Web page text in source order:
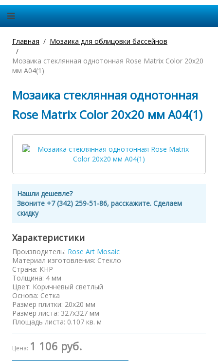
Главная Мозаика для облицовки бассейнов
Мозаика стеклянная однотонная Rose Matrix Color 20х20
мм A04(1)
Мозаика стеклянная однотонная
Rose Matrix Color 20х20 мм A04(1)
Нашли дешевле?
Звоните +7 (342) 259-51-86, расскажите. Сделаем
скидку
Характеристики
Производитель: Rose Art Mosaic
Материал изготовления: Стекло
Страна: КНР
Толщина: 4 мм
Цвет: Коричневый светлый
Основа: Сетка
Размер плитки: 20х20 мм
Размер листа: 327х327 мм
Площадь листа: 0.107 кв. м
Цена: 1 106 руб.